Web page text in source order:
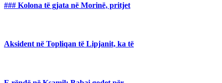
### Kolona të gjata në Morinë, pritjet
Aksident në Topliqan të Lipjanit, ka të